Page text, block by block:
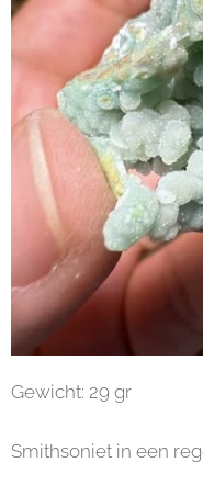
Gewicht: 29 gr
Smithsoniet in een